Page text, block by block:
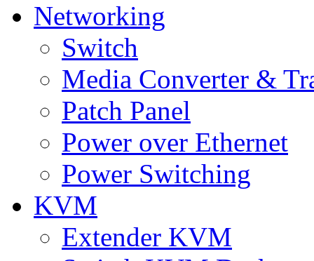
Networking
Switch
Media Converter &
Patch Panel
Power over Ethernet
Power Switching
KVM
Extender KVM